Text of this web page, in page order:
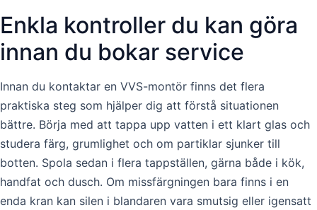
Enkla kontroller du kan göra
innan du bokar service
Innan du kontaktar en VVS-montör finns det flera
praktiska steg som hjälper dig att förstå situationen
bättre. Börja med att tappa upp vatten i ett klart glas och
studera färg, grumlighet och om partiklar sjunker till
botten. Spola sedan i flera tappställen, gärna både i kök,
handfat och dusch. Om missfärgningen bara finns i en
enda kran kan silen i blandaren vara smutsig eller igensatt